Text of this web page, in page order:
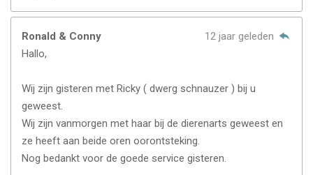
Ronald & Conny
12 jaar geleden
Hallo,
Wij zijn gisteren met Ricky ( dwerg schnauzer ) bij u
geweest.
Wij zijn vanmorgen met haar bij de dierenarts geweest en
ze heeft aan beide oren oorontsteking.
Nog bedankt voor de goede service gisteren.